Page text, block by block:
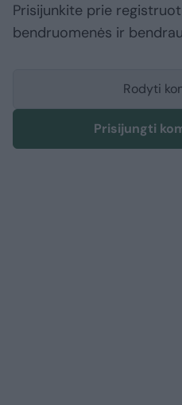
Prisijunkite prie
bendruomenės ir
Rodyti
Prisijungti